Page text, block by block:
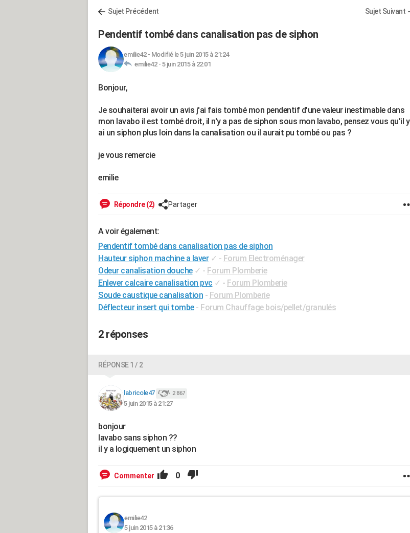
Sujet Précédent Sujet Suivant
Pendentif tombé dans canalisation pas de siphon
emilie42- Modifié le 5 juin 2015 à 21:24
emilie42 - 5 juin 2015 à 22:01
Bonjour,
Je souhaiterai avoir un avis j'ai fais tombé mon pendentif d'une valeur inestimable dans
mon lavabo il est tombé droit, il n'y a pas de siphon sous mon lavabo, pensez vous qu'il y
ai un siphon plus loin dans la canalisation ou il aurait pu tombé ou pas ?
je vous remercie
emilie
Répondre (2) Partager
A voir également:
Pendentif tombé dans canalisation pas de siphon
Hauteur siphon machine a laver ✓ - Forum Electroménager
Odeur canalisation douche ✓ - Forum Plomberie
Enlever calcaire canalisation pvc ✓ - Forum Plomberie
Soude caustique canalisation - Forum Plomberie
Déflecteur insert qui tombe - Forum Chauffage bois/pellet/granulés
2 réponses
RÉPONSE 1 / 2
labricole47 2 867
5 juin 2015 à 21:27
bonjour
lavabo sans siphon ??
il y a logiquement un siphon
Commenter 0
emilie42
5 juin 2015 à 21:36